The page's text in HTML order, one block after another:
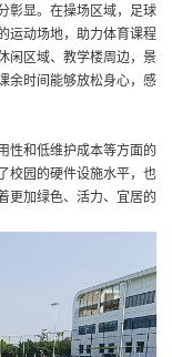
彰显。在操场区域，足球
运动场地，助力体育课程
闲区域、教学楼周边，景
余时间能够放松身心，感
性和低维护成本等方面的
校园的硬件设施水平，也
更加绿色、活力、宜居的